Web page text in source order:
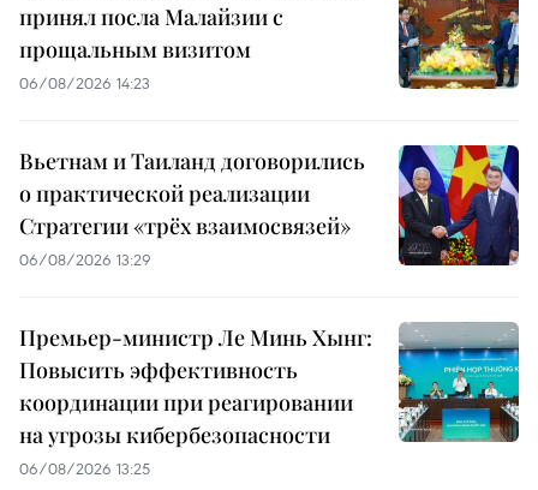
принял посла Малайзии с
прощальным визитом
06/08/2026 14:23
Вьетнам и Таиланд договорились
о практической реализации
Стратегии «трёх взаимосвязей»
06/08/2026 13:29
Премьер-министр Ле Минь Хынг:
Повысить эффективность
координации при реагировании
на угрозы кибербезопасности
06/08/2026 13:25